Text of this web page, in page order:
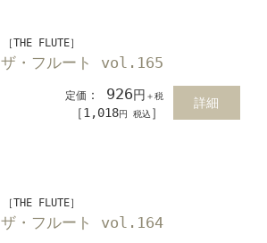
［THE FLUTE］
ザ・フルート vol.165
定価 ： 926円 ＋税
［1,018円 税込 ］
詳細
［THE FLUTE］
ザ・フルート vol.164